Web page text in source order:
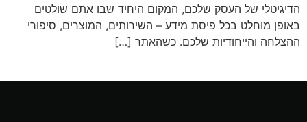
הדיגיטלי של העסק שלכם, המקום היחיד שבו אתם שולטים
באופן מוחלט בכל פיסת מידע – השירותים, המוצרים, סיפורי
ההצלחה והייחודיות שלכם. כשהאתר […]